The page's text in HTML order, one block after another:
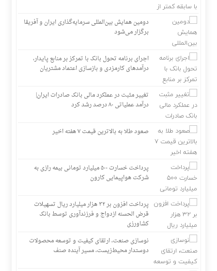
مهمانی ۱۲ هزار نفری بانک صادرات ایران| حمایت از اقشار کم‌درآمد با
توزیع بسته‌های معیشتیدومین همایش بین‌المللی سرمایه‌گذاری ایران و آفریقا
برگزار می‌شود
اجرای برنامه تحول بانک با تمرکز بر منابع پایدار،
درآمدهای کارمزدی و بازسازی اعتماد مشتریان
تغییر مثبت در عملکرد مالی بانک صادرات ایران|
درآمد عملیاتی ۸۰ درصد رشد کرد
صعود طلا به بالاترین قیمت ۷ هفته اخیر
پرداخت خسارت ۵۰۰ میلیارد تومانی بیمه رازی به
شرکت هواپیمایی کارون
پرداخت افزون بر ۳۲ هزار میلیارد ریال تسهیلات
قرض الحسنه ازدواج و فرزندآوری توسط بانک
کشاورزی
نوسازی صنعت، ارتقای کیفیت و توسعه محصولات
دوستدار محیط‌زیست، مسیر آینده صنف